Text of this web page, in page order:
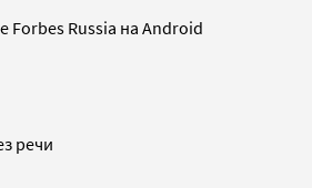
Russia на Android
речи